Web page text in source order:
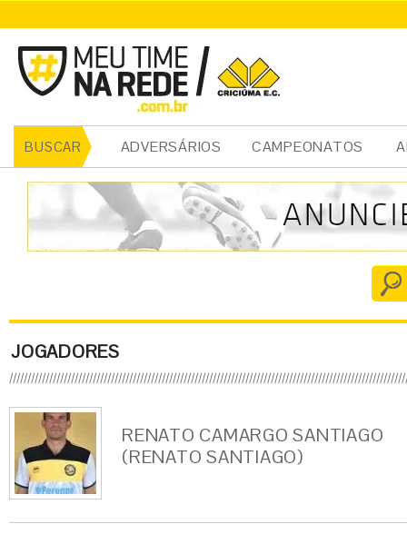
BUSCAR ADVERSÁRIOS CAMPEONATOS
JOGADORES
RENATO CAMARGO SANTIAGO
(RENATO SANTIAGO)